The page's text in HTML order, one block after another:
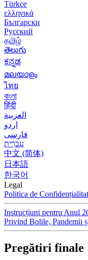
Türkçe
ελληνικά
Български
Русский
தமிழ்
తెలుగు
ಕನ್ನಡ
മലയാളം
ไทย
বাংলা
हिंदी
العربية
اردو
فارسی
עִברִית
中文 (简体)
日本語
한국어
Legal
Politica de
Instrucțiuni pentru Anul
Privind Bolile, Pandemii
Pregătiri finale